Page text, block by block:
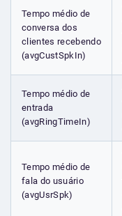
Tempo médio de
conversa dos
clientes recebendo
(avgCustSpkIn)
Tempo médio de
entrada
(avgRingTimeIn)
Tempo médio de
fala do usuário
(avgUsrSpk)